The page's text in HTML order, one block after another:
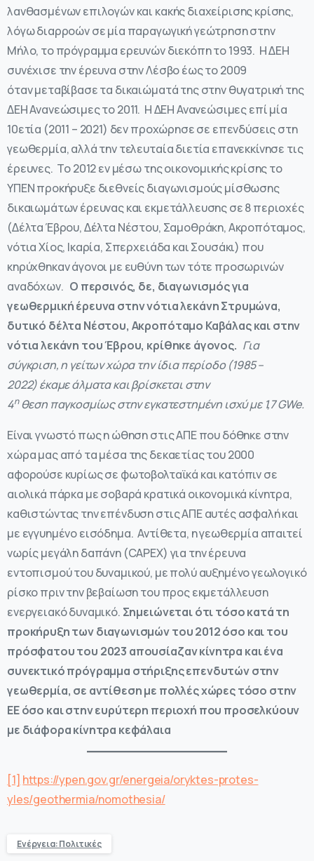
λανθασμένων επιλογών και κακής διαχείρισης κρίσης,
λόγω διαρροών σε μία παραγωγική γεώτρηση στην
Μήλο, το πρόγραμμα ερευνών διεκόπη το 1993. Η ΔΕΗ
συνέχισε την έρευνα στην Λέσβο έως το 2009
όταν μεταβίβασε τα δικαιώματά της στην θυγατρική της
ΔΕΗ Ανανεώσιμες το 2011. H ΔΕΗ Ανανεώσιμες επί μία
10ετία (2011 – 2021) δεν προχώρησε σε επενδύσεις στη
γεωθερμία, αλλά την τελευταία διετία επανεκκίνησε τις
έρευνες. Το 2012 εν μέσω της οικονομικής κρίσης το
ΥΠΕΝ προκήρυξε διεθνείς διαγωνισμούς μίσθωσης
δικαιωμάτων έρευνας και εκμετάλλευσης σε 8 περιοχές
(Δέλτα Έβρου, Δέλτα Νέστου, Σαμοθράκη, Ακροπόταμος,
νότια Χίος, Ικαρία, Σπερχειάδα και Σουσάκι) που
κηρύχθηκαν άγονοι με ευθύνη των τότε προσωρινών
αναδόχων. Ο περσινός, δε, διαγωνισμός για
γεωθερμική έρευνα στην νότια λεκάνη Στρυμώνα,
δυτικό δέλτα Νέστου, Ακροπόταμο Καβάλας και στην
νότια λεκάνη του Έβρου, κρίθηκε άγονος. Για
σύγκριση, η γείτων χώρα την ίδια περίοδο (1985 –
2022) έκαμε άλματα και βρίσκεται στην
4ηθεση παγκοσμίως στην εγκατεστημένη ισχύ με 1,7 GWe.
Είναι γνωστό πως η ώθηση στις ΑΠΕ που δόθηκε στην
χώρα μας από τα μέσα της δεκαετίας του 2000
αφορούσε κυρίως σε φωτοβολταϊκά και κατόπιν σε
αιολικά πάρκα με σοβαρά κρατικά οικονομικά κίνητρα,
καθιστώντας την επένδυση στις ΑΠΕ αυτές ασφαλή και
με εγγυημένο εισόδημα. Αντίθετα, η γεωθερμία απαιτεί
νωρίς μεγάλη δαπάνη (CAPEX) για την έρευνα
εντοπισμού του δυναμικού, με πολύ αυξημένο γεωλογικό
ρίσκο πριν την βεβαίωση του προς εκμετάλλευση
ενεργειακό δυναμικό. Σημειώνεται ότι τόσο κατά τη
προκήρυξη των διαγωνισμών του 2012 όσο και του
πρόσφατου του 2023 απουσίαζαν κίνητρα και ένα
συνεκτικό πρόγραμμα στήριξης επενδυτών στην
γεωθερμία, σε αντίθεση με πολλές χώρες τόσο στην
ΕΕ όσο και στην ευρύτερη περιοχή που προσελκύουν
με διάφορα κίνητρα κεφάλαια
[1] https://ypen.gov.gr/energeia/oryktes-protes-
yles/geothermia/nomothesia/
Ενέργεια: Πολιτικές